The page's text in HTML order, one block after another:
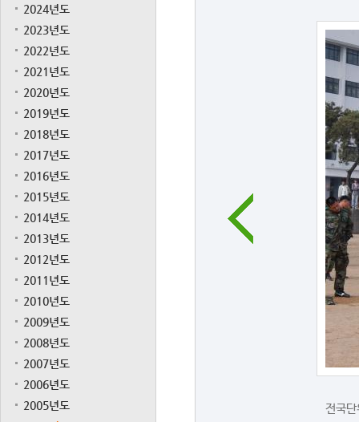
2024년도
2023년도
2022년도
2021년도
2020년도
2019년도
2018년도
2017년도
2016년도
2015년도
2014년도
2013년도
2012년도
2011년도
2010년도
2009년도
2008년도
2007년도
2006년도
2005년도
전국